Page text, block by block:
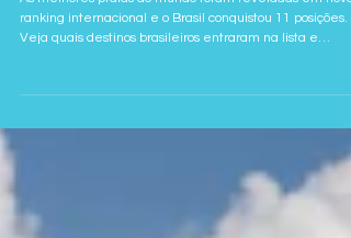
As melhores praias do mundo foram reveladas em novo